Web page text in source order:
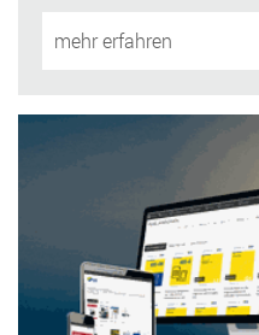
mehr erfahren